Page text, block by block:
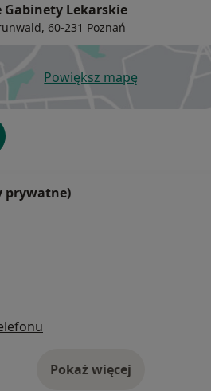
Gabinety Lekarskie
, 60-231 Poznań
Powiększ mapęotwiera się w nowej
prywatne)
Pokaż więcej
o adresie